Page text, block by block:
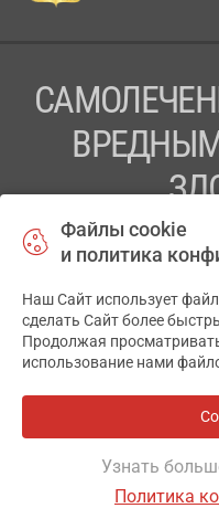
ПЕРЕД
ТОВ «АПТЕКА
Отказ от
Файлы cookie
и политика
Наш Сайт использует
сделать Сайт более
Продолжая
использование нами
Узнать
Политика